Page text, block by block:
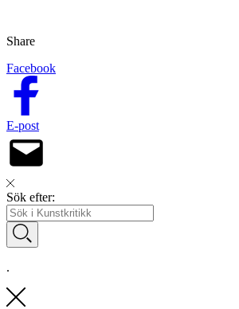
Share
Facebook
E-post
Sök efter:
.